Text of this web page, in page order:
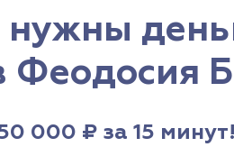
Феодосия
000 ₽ за 15